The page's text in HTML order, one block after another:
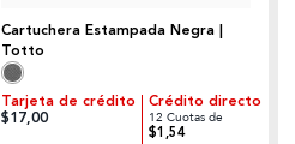
Cartuchera Estampada Negra |
Totto
Tarjeta de crédito
$17,00
Crédito directo
12 Cuotas de
$1,54